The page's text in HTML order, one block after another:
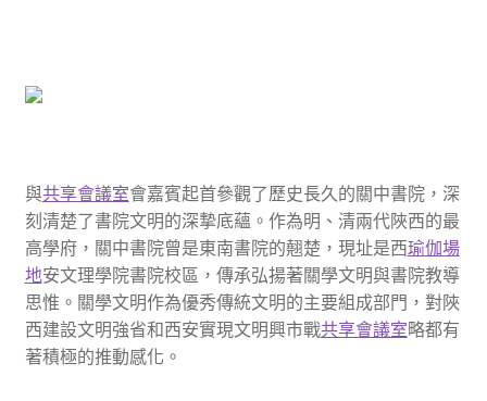
與共享會議室會嘉賓起首參觀了歷史長久的關中書院，深
刻清楚了書院文明的深摯底蘊。作為明、清兩代陜西的最
高學府，關中書院曾是東南書院的翹楚，現址是西瑜伽場
地安文理學院書院校區，傳承弘揚著關學文明與書院教導
思惟。關學文明作為優秀傳統文明的主要組成部門，對陜
西建設文明強省和西安實現文明興市戰共享會議室略都有
著積極的推動感化。